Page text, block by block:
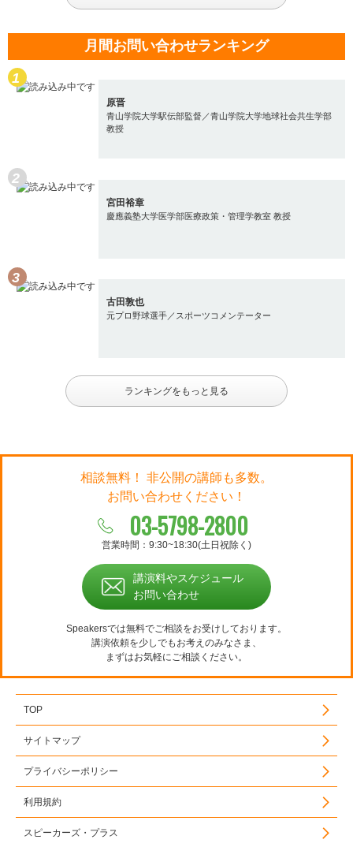
月間お問い合わせランキング
原晋
青山学院大学駅伝部監督／青山学院大学地球社会共生学部
教授
宮田裕章
慶應義塾大学医学部医療政策・管理学教室 教授
古田敦也
元プロ野球選手／スポーツコメンテーター
ランキングをもっと見る
相談無料！ 非公開の講師も多数。
お問い合わせください！
03-5798-2800
営業時間：9:30~18:30(土日祝除く)
講演料やスケジュール
お問い合わせ
Speakersでは無料でご相談をお受けしております。
講演依頼を少しでもお考えのみなさま、
まずはお気軽にご相談ください。
TOP
サイトマップ
プライバシーポリシー
利用規約
スピーカーズ・プラス